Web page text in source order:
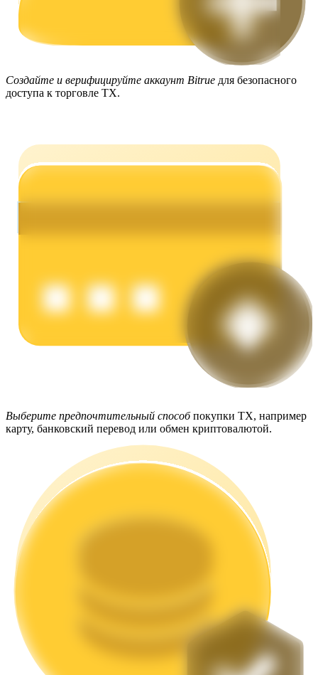
Узнайте, как оставаться прибыльным
Силовая свинья
Получайте конкурентные награды ежедневно
Стейкинг
Высокая прибыль и мгновенный доступ
Гибкая ставка для заработка популярных токенов
Создайте и верифицируйте аккаунт Bitrue для безопасного
доступа к торговле TX.
Выберите предпочтительный способпокупки TX, например
карту, банковский перевод или обмен криптовалютой.